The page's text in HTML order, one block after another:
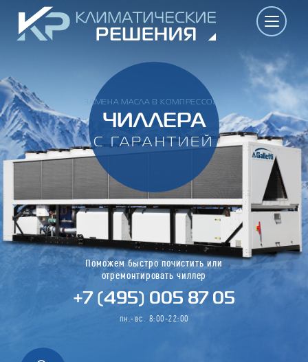
ЗАМЕНА МАСЛА В КОМПРЕССОРЕ
ЧИЛЛЕРА
С ГАРАНТИЕЙ
Поможем быстро почистить или
отремонтировать чиллер
+7 (495) 005 87 05
пн.-вс. 8:00-22:00